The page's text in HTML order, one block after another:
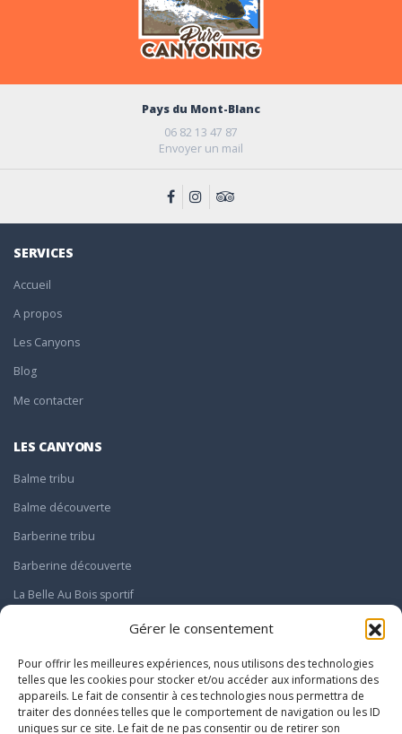
Gérer le consentement
Pour offrir les meilleures expériences, nous utilisons des technologies
telles que les cookies pour stocker et/ou accéder aux informations des
appareils. Le fait de consentir à ces technologies nous permettra de
traiter des données telles que le comportement de navigation ou les ID
uniques sur ce site. Le fait de ne pas consentir ou de retirer son
Pays du Mont-Blanc
06 82 13 47 87
Envoyer un mail
SERVICES
Accueil
A propos
Les Canyons
Blog
Me contacter
LES CANYONS
Balme tribu
Balme découverte
Barberine tribu
Barberine découverte
La Belle Au Bois sportif
INFOS
Infos pratiques
Mentions légales
Politique de confidentialité